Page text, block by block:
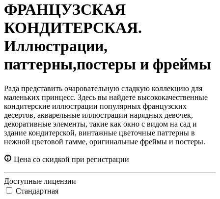
ФРАНЦУЗСКАЯ
КОНДИТЕРСКАЯ.
Иллюстрации,
паттерны,постеры и фреймы
Рада представить очаровательную сладкую коллекцию для
маленьких принцесс. Здесь вы найдете высококачественные
кондитерские иллюстрации популярных французских
десертов, акварельные иллюстрации нарядных девочек,
декоративные элементы, такие как окно с видом на сад и
здание кондитерской, винтажные цветочные паттерны в
нежной цветовой гамме, оригинальные фреймы и постеры.
Цена со скидкой при регистрации
Доступные лицензии
Стандартная